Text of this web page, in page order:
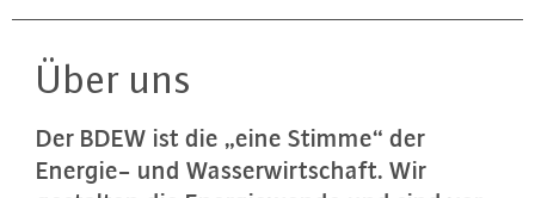
Über uns
Der BDEW ist die „eine Stimme“ der
Energie- und Was­ser­wirt­schaft. Wir